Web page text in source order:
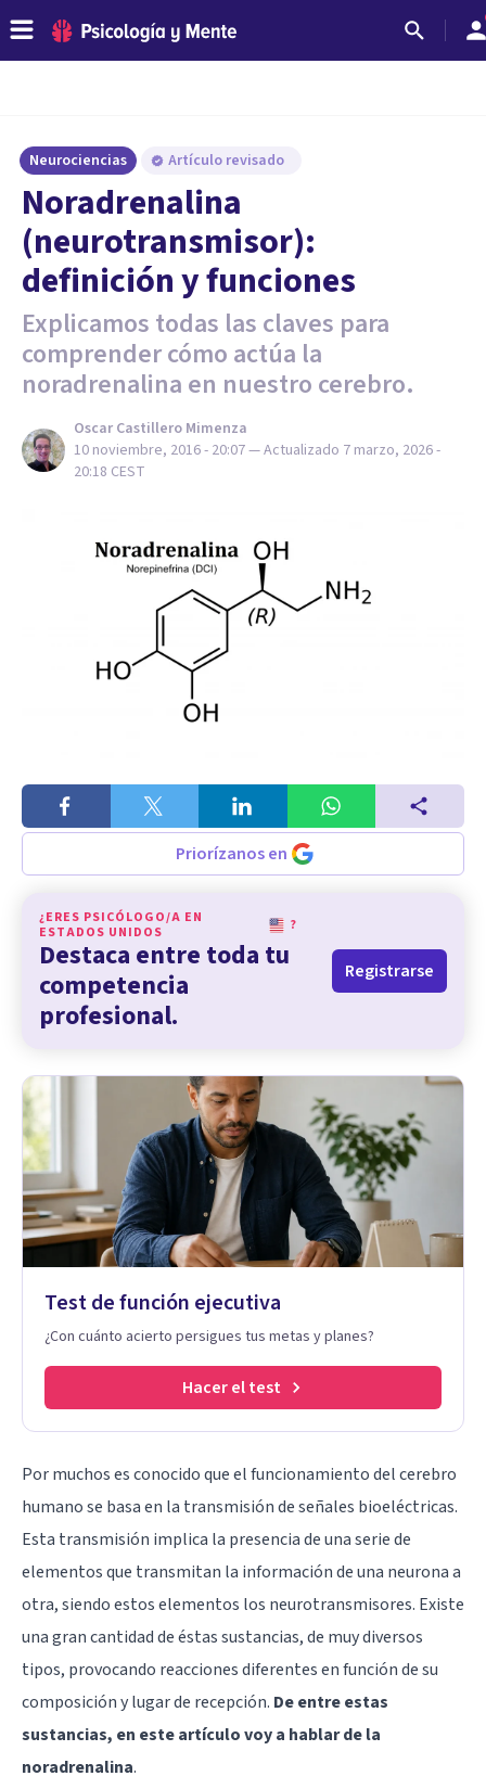
Neurociencias Artículo revisado
Noradrenalina
(neurotransmisor):
definición y funciones
Explicamos todas las claves para
comprender cómo actúa la
noradrenalina en nuestro cerebro.
Oscar Castillero Mimenza
10 noviembre, 2016 - 20:07— Actualizado 7 marzo, 2026 -
20:18 CEST
Priorízanos en
¿ERES PSICÓLOGO/A EN
ESTADOS UNIDOS
?
Destaca entre toda tu
competencia
profesional.
Registrarse
Test de función ejecutiva
¿Con cuánto acierto persigues tus metas y planes?
Hacer el test
Por muchos es conocido que el funcionamiento delcerebro
humanose basa en la transmisión de señales bioeléctricas.
Esta transmisión implica la presencia de una serie de
elementos que transmitan la información de una neurona a
otra, siendo estos elementos los neurotransmisores. Existe
una gran cantidad de éstas sustancias, de muy diversos
tipos, provocando reacciones diferentes en función de su
composición y lugar de recepción. De entre estas
sustancias, en este artículo voy a hablar de la
noradrenalina.